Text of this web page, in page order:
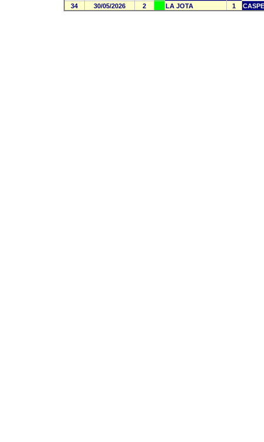
34
30/05/2026 2 LA JOTA 1 CASPE